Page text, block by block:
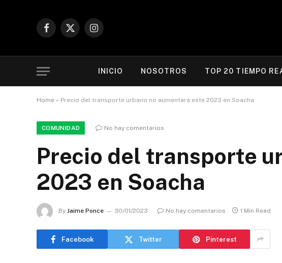
Facebook
X
Instagram
INICIO NOSOTROS TOP 20 TIEMPO
Home » Precio del transporte urbano no aumentará este 2023 en Soacha
COMUNIDAD No hay comentarios
Precio del transporte
2023 en Soacha
By Jaime Ponce 30/01/2023 No hay comentarios 1 Min Read
Facebook Twitter Pinterest